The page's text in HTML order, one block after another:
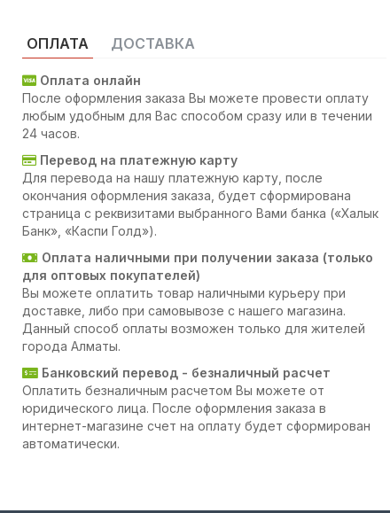
ОПЛАТА ДОСТАВКА
Оплата онлайн
После оформления заказа Вы можете провести оплату
любым удобным для Вас способом сразу или в течении
24 часов.
Перевод на платежную карту
Для перевода на нашу платежную карту, после
окончания оформления заказа, будет сформирована
страница с реквизитами выбранного Вами банка («Халык
Банк», «Каспи Голд»).
Оплата наличными при получении заказа (только
для оптовых покупателей)
Вы можете оплатить товар наличными курьеру при
доставке, либо при самовывозе с нашего магазина.
Данный способ оплаты возможен только для жителей
города Алматы.
Банковский перевод - безналичный расчет
Оплатить безналичным расчетом Вы можете от
юридического лица. После оформления заказа в
интернет-магазине счет на оплату будет сформирован
автоматически.